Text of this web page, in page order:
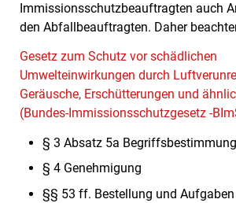
Immissionsschutzbeauftragten auch
den Abfallbeauftragten. Daher
Gesetz zum Schutz vor schädlichen
Umwelteinwirkungen durch
Geräusche, Erschütterungen und
(Bundes-Immissionsschutzgesetz -
§ 3 Absatz 5a
§ 4 Genehmigung
§§ 53 ff. Bestellung und Aufgaben